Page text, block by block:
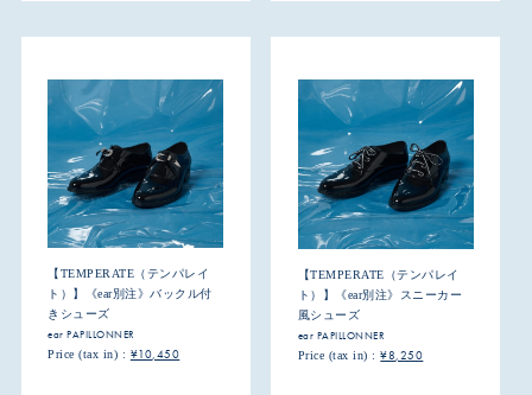
【TEMPERATE（テンパレイ
ト）】《ear別注》バックル付
きシューズ
ear PAPILLONNER
Price (tax in) : ¥10,450
【TEMPERATE（テンパレイ
ト）】《ear別注》スニーカー
風シューズ
ear PAPILLONNER
Price (tax in) :¥8,250